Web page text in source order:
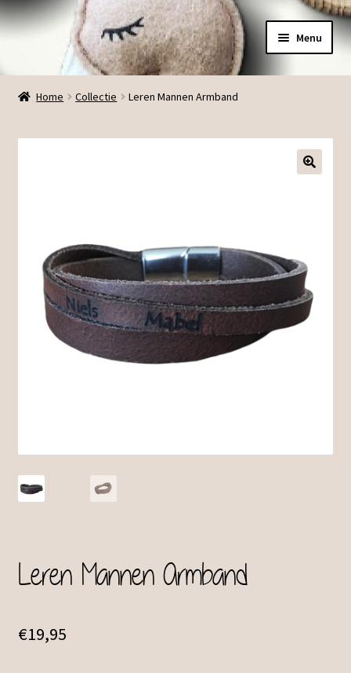
Ga
navigatie
Ga
de
inhoud
Menu
Menu
Home Collectie Leren Mannen Armband
Leren Mannen Armband
€19,95